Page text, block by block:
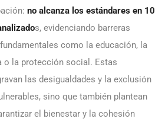
no alcanza los estándares en 10
s, evidenciando barreras
como la educación, la
o la protección social. Estas
las desigualdades y la exclusión
sino que también plantean
el bienestar y la cohesión